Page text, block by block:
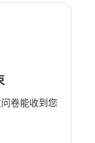
卷能收到您